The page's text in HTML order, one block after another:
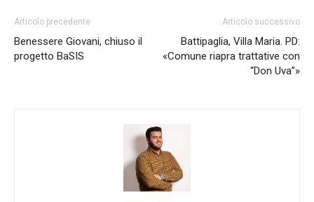
Articolo precedente
Benessere Giovani, chiuso il
progetto BaSIS
Articolo successivo
Battipaglia, Villa Maria. PD:
«Comune riapra trattative con
“Don Uva”»